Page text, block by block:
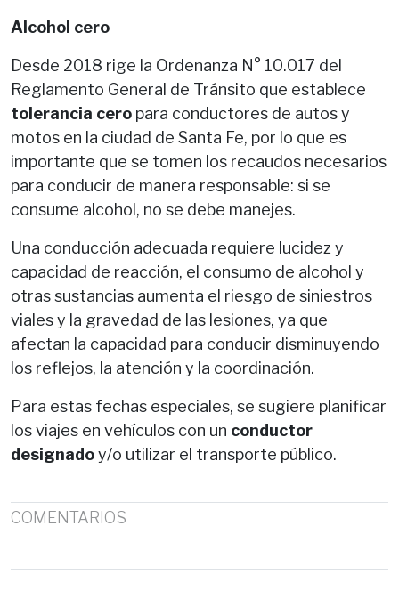
Alcohol cero
Desde 2018 rige la Ordenanza N° 10.017 del
Reglamento General de Tránsito que establece
tolerancia cero para conductores de autos y
motos en la ciudad de Santa Fe, por lo que es
importante que se tomen los recaudos necesarios
para conducir de manera responsable: si se
consume alcohol, no se debe manejes.
Una conducción adecuada requiere lucidez y
capacidad de reacción, el consumo de alcohol y
otras sustancias aumenta el riesgo de siniestros
viales y la gravedad de las lesiones, ya que
afectan la capacidad para conducir disminuyendo
los reflejos, la atención y la coordinación.
Para estas fechas especiales, se sugiere planificar
los viajes en vehículos con un conductor
designadoy/o utilizar el transporte público.
COMENTARIOS